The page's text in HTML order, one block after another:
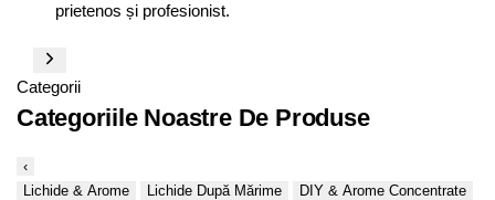
prietenos și profesionist.
Categorii
Categoriile Noastre De Produse
‹
Lichide & Arome
Lichide După Mărime
DIY & Arome Concentrate